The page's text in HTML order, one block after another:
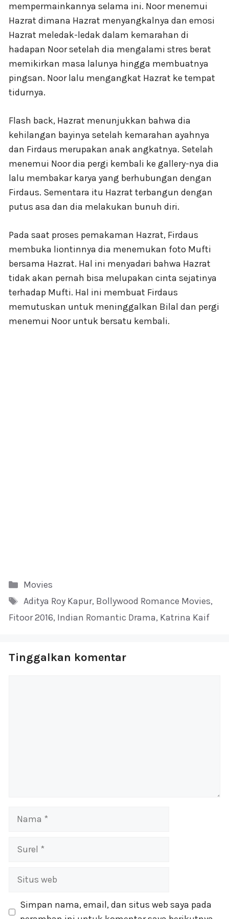
mempermainkannya selama ini. Noor menemui
Hazrat dimana Hazrat menyangkalnya dan emosi
Hazrat meledak-ledak dalam kemarahan di
hadapan Noor setelah dia mengalami stres berat
memikirkan masa lalunya hingga membuatnya
pingsan. Noor lalu mengangkat Hazrat ke tempat
tidurnya.
Flash back, Hazrat menunjukkan bahwa dia
kehilangan bayinya setelah kemarahan ayahnya
dan Firdaus merupakan anak angkatnya. Setelah
menemui Noor dia pergi kembali ke gallery-nya dia
lalu membakar karya yang berhubungan dengan
Firdaus. Sementara itu Hazrat terbangun dengan
putus asa dan dia melakukan bunuh diri.
Pada saat proses pemakaman Hazrat, Firdaus
membuka liontinnya dia menemukan foto Mufti
bersama Hazrat. Hal ini menyadari bahwa Hazrat
tidak akan pernah bisa melupakan cinta sejatinya
terhadap Mufti. Hal ini membuat Firdaus
memutuskan untuk meninggalkan Bilal dan pergi
menemui Noor untuk bersatu kembali.
Kategori
Movies
Tag
Aditya Roy Kapur, Bollywood Romance Movies,
Fitoor 2016, Indian Romantic Drama, Katrina Kaif
Tinggalkan komentar
Nama
Surel
Situs
Simpan nama, email, dan situs web saya pada